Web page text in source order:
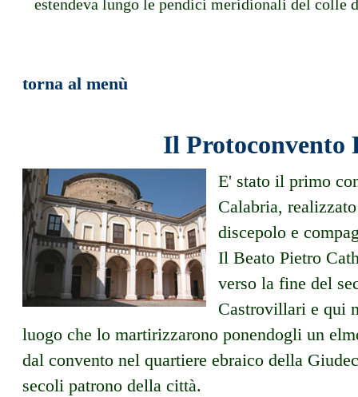
estendeva lungo le pendici meridionali del colle
torna al menù
Il Protoconvento
E' stato il primo
Calabria,
discepolo e
Il Beato Pietro
verso la fine del
Castrovillari e qui
luogo che lo martirizzarono ponendogli un
dal convento nel quartiere ebraico della
secoli patrono della città.